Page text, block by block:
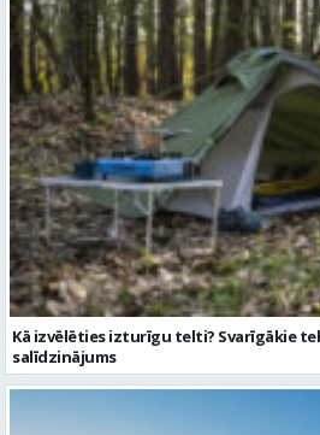
Kā izvēlēties izturīgu telti? Svarīgākie
salīdzinājums